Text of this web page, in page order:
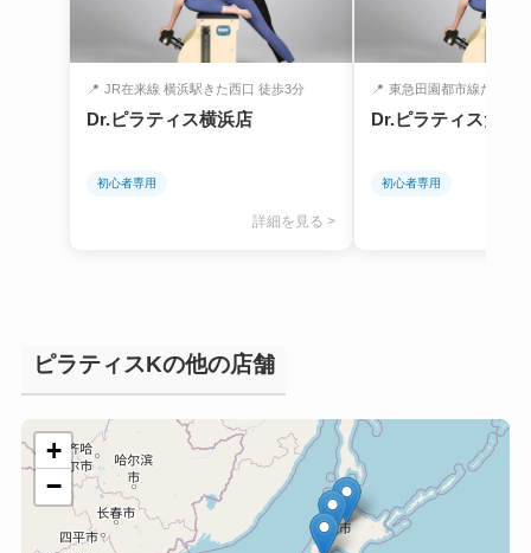
📍 JR在来線 横浜駅きた西口 徒歩3分
Dr.ピラティス横浜店
初心者専用
詳細を見る >
📍 東急田園都市線たまプ
Dr.ピラティスたま
初心者専用
ピラティスKの他の店舗
+
−